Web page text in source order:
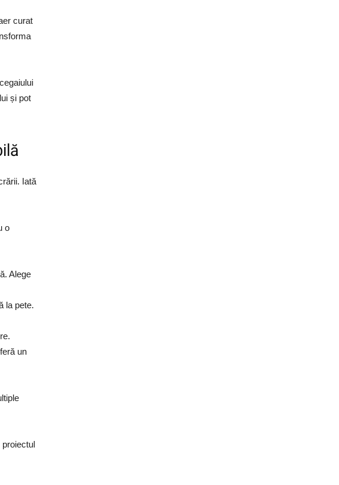
curat
și pot
Iată
o
Alege
la pete.
un